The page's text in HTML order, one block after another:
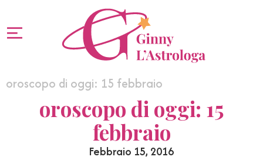
oroscopo di oggi: 15 febbraio
oroscopo di oggi: 15
febbraio
Febbraio 15, 2016